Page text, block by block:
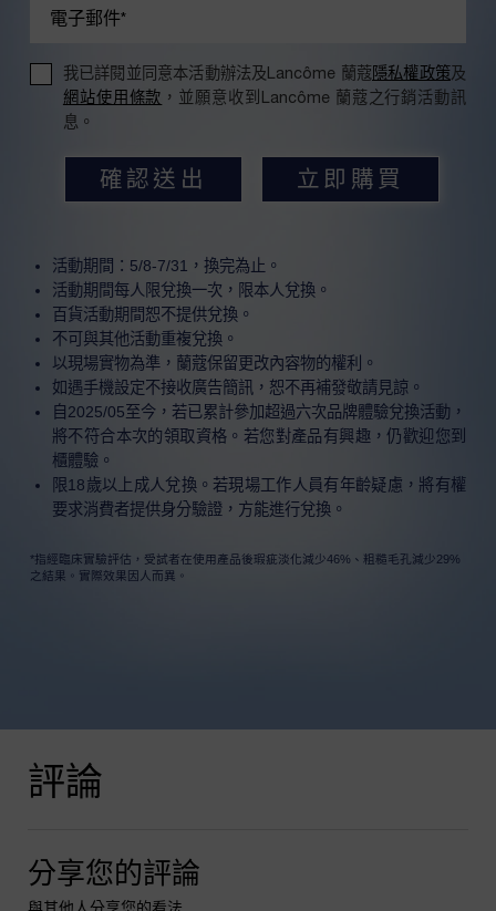
電子郵件*
我已詳閱並同意本活動辦法及Lancôme 蘭蔻隱私權政策及
網站使用條款 ，並願意收到Lancôme 蘭蔻之行銷活動訊
息。
確認送出 立即購買
活動期間：5/8-7/31，換完為止。
活動期間每人限兌換一次，限本人兌換。
百貨活動期間恕不提供兌換。
不可與其他活動重複兌換。
以現場實物為準，蘭蔻保留更改內容物的權利。
如遇手機設定不接收廣告簡訊，恕不再補發敬請見諒。
自2025/05至今，若已累計參加超過六次品牌體驗兌換活動，
將不符合本次的領取資格。若您對產品有興趣，仍歡迎您到
櫃體驗。
限18歲以上成人兌換。若現場工作人員有年齡疑慮，將有權
要求消費者提供身分驗證，方能進行兌換。
*指經臨床實驗評估，受試者在使用產品後瑕疵淡化減少46%、粗糙毛孔減少29%
之結果。實際效果因人而異。
評論
分享您的評論